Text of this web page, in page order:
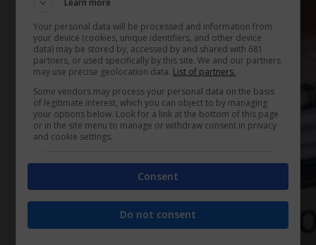
Learn more
Your personal data will be processed and information from
your device (cookies, unique identifiers, and other device
data) may be stored by, accessed by and shared with 681
partners, or used specifically by this site. We and our partners
may use precise geolocation data. List of partners.
Some vendors may process your personal data on the basis
of legitimate interest, which you can object to by managing
your options below. Look for a link at the bottom of this page
or in the site menu to manage or withdraw consent in privacy
and cookie settings.
Consent
Do not consent